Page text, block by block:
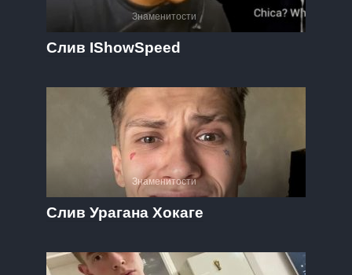
Знаменитости
Слив IShowSpeed
Знаменитости
Слив Урагана Хокаге